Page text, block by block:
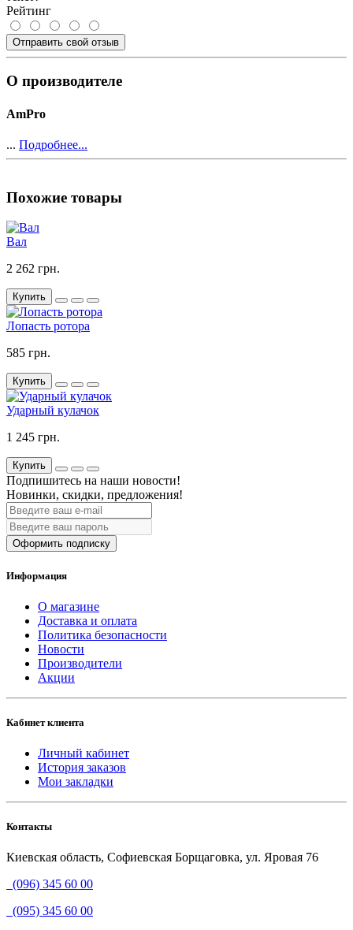
Рейтинг
Отправить свой отзыв
О производителе
AmPro
... Подробнее...
Похожие товары
Вал
2 262 грн.
Купить
Лопасть ротора
585 грн.
Купить
Ударный кулачок
1 245 грн.
Купить
Подпишитесь на наши новости!
Новинки, скидки, предложения!
Оформить подписку
Информация
О магазине
Доставка и оплата
Политика безопасности
Новости
Производители
Акции
Кабинет клиента
Личный кабинет
История заказов
Мои закладки
Контакты
Киевская область, Софиевская Борщаговка, ул. Яровая 76
(096) 345 60 00
(095) 345 60 00